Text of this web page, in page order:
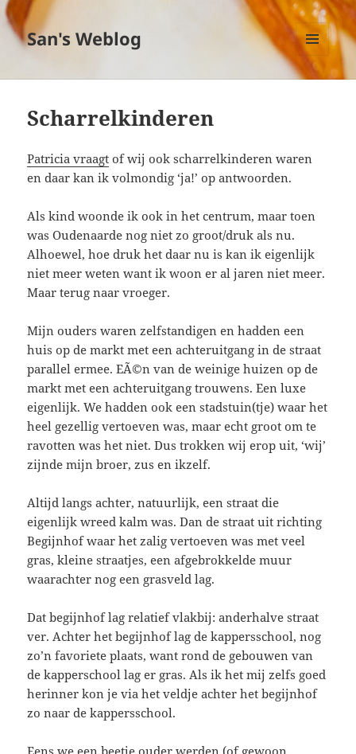
San's Weblog
MENU
EN
Scharrelkinderen
Patricia vraagt of wij ook scharrelkinderen waren
en daar kan ik volmondig ‘ja!’ op antwoorden.
Als kind woonde ik ook in het centrum, maar toen
was Oudenaarde nog niet zo groot/druk als nu.
Alhoewel, hoe druk het daar nu is kan ik eigenlijk
niet meer weten want ik woon er al jaren niet meer.
Maar terug naar vroeger.
Mijn ouders waren zelfstandigen en hadden een
huis op de markt met een achteruitgang in de straat
parallel ermee. EÃ©n van de weinige huizen op de
markt met een achteruitgang trouwens. Een luxe
eigenlijk. We hadden ook een stadstuin(tje) waar het
heel gezellig vertoeven was, maar echt groot om te
ravotten was het niet. Dus trokken wij erop uit, ‘wij’
zijnde mijn broer, zus en ikzelf.
Altijd langs achter, natuurlijk, een straat die
eigenlijk wreed kalm was. Dan de straat uit richting
Begijnhof waar het zalig vertoeven was met veel
gras, kleine straatjes, een afgebrokkelde muur
waarachter nog een grasveld lag.
Dat begijnhof lag relatief vlakbij: anderhalve straat
ver. Achter het begijnhof lag de kappersschool, nog
zo’n favoriete plaats, want rond de gebouwen van
de kapperschool lag er gras. Als ik het mij zelfs goed
herinner kon je via het veldje achter het begijnhof
zo naar de kappersschool.